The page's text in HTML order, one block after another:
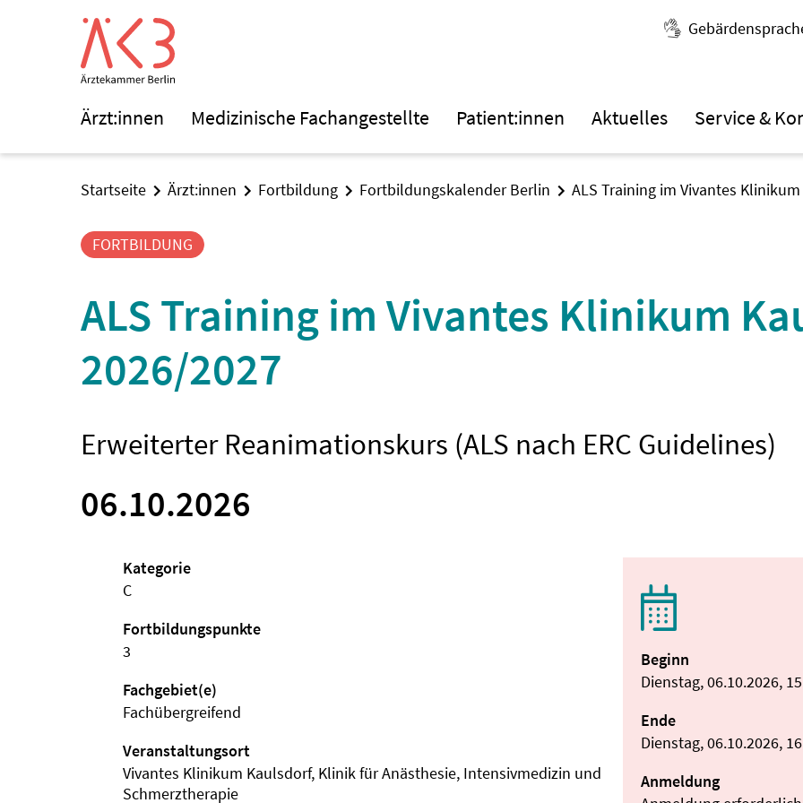
Ärzt:innen Medizinische Fachangestellte Patient:innen Aktuelles Service &
Startseite Ärzt:innen Fortbildung Fortbildungskalender Berlin ALS Training im Vivantes
FORTBILDUNG
ALS Training im Vivantes Klinikum
2026/2027
Erweiterter Reanimationskurs (ALS nach ERC Guidelines)
06.10.2026
Beginn
Dienstag, 06.10.2026,
Ende
Dienstag, 06.10.2026,
Anmeldung
Kategorie
C
Fortbildungspunkte
3
Fachgebiet(e)
Fachübergreifend
Veranstaltungsort
Vivantes Klinikum Kaulsdorf, Klinik für Anästhesie, Intensivmedizin und
Schmerztherapie